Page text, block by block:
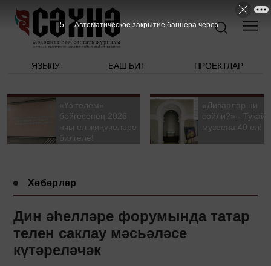
ЯЗЫЛУ БАШ БИТ ПРОЕКТЛАР
«Үз телем»
бәйгесенең 2026
нчы ел җиңүчеләре
билгеле!
«Диварлар ни
сөйли?» - Тукай
музеена 40 ел!
Хәбәрләр
Дин әһелләре форумында татар
телен саклау мәсьәләсе
күтәреләчәк
4 Автоматическое закрытие баннера через